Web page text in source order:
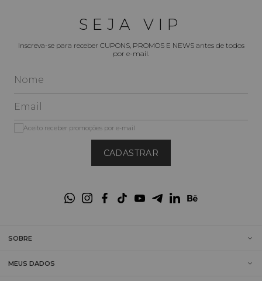
SEJA VIP
Inscreva-se para receber CUPONS, PROMOS E NEWS antes de todos
por e-mail.
CADASTRAR
Aceito receber promoções por e-mail
SOBRE
MEUS DADOS